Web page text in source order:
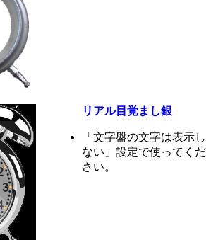
リアル目覚まし銀
「文字盤の文字は表示し
ない」設定で使ってくだ
さい。